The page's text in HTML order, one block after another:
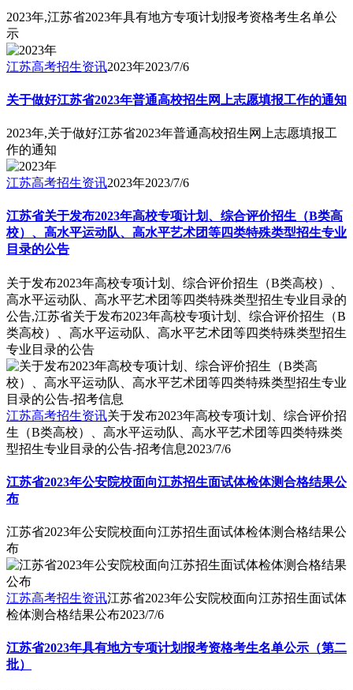
2023年,江苏省2023年具有地方专项计划报考资格考生名单公
示
江苏高考招生资讯2023年2023/7/6
关于做好江苏省2023年普通高校招生网上志愿填报工作的通知
2023年,关于做好江苏省2023年普通高校招生网上志愿填报工
作的通知
江苏高考招生资讯2023年2023/7/6
江苏省关于发布2023年高校专项计划、综合评价招生（B类高
校）、高水平运动队、高水平艺术团等四类特殊类型招生专业
目录的公告
关于发布2023年高校专项计划、综合评价招生（B类高校）、
高水平运动队、高水平艺术团等四类特殊类型招生专业目录的
公告,江苏省关于发布2023年高校专项计划、综合评价招生（B
类高校）、高水平运动队、高水平艺术团等四类特殊类型招生
专业目录的公告
江苏高考招生资讯关于发布2023年高校专项计划、综合评价招
生（B类高校）、高水平运动队、高水平艺术团等四类特殊类
型招生专业目录的公告-招考信息2023/7/6
江苏省2023年公安院校面向江苏招生面试体检体测合格结果公
布
江苏省2023年公安院校面向江苏招生面试体检体测合格结果公
布
江苏高考招生资讯江苏省2023年公安院校面向江苏招生面试体
检体测合格结果公布2023/7/6
江苏省2023年具有地方专项计划报考资格考生名单公示（第二
批）